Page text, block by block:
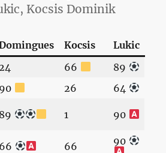
Kocsis Dominik
Kocsis
Lukic
24 66
89
90 26
64
89 1 90
66 66 90